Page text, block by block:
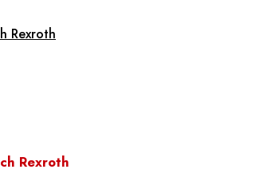
Rexroth
Rexroth